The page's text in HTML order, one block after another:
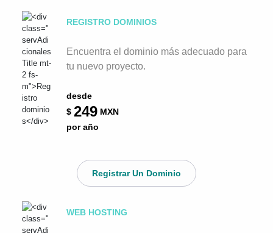
REGISTRO DOMINIOS
Encuentra el dominio más adecuado para
tu nuevo proyecto.
desde
$ 249 MXN
por año
Registrar Un Dominio
WEB HOSTING